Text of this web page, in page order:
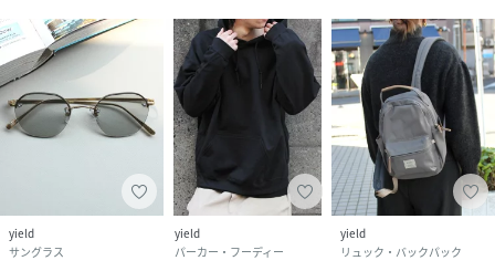
yield
サングラス
yield
パーカー・フーディー
yield
リュック・バックパック